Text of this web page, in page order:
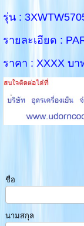
รุ่น :
รายละเอียด :
ราคา : XXXX บา
ชื่อ
นามสกุล